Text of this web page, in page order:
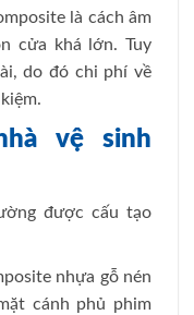
là cách âm
cửa khá lớn. Tuy
do đó chi phí về
vệ sinh
được cấu tạo
nhựa gỗ nén
cánh phủ phim